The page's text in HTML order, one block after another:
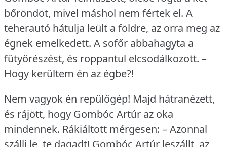
bőröndöt, mivel máshol nem fértek el. A
teherautó hátulja leült a földre, az orra meg az
égnek emelkedett. A sofőr abbahagyta a
fütyörészést, és roppantul elcsodálkozott. –
Hogy kerültem én az égbe?!
Nem vagyok én repülőgép! Majd hátranézett,
és rájött, hogy Gombóc Artúr az oka
mindennek. Rákiáltott mérgesen: – Azonnal
szállj le, te dagadt! Gombóc Artúr leszállt, az